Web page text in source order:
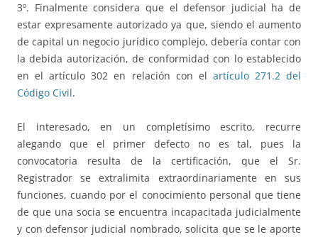
3º. Finalmente considera que el defensor judicial ha de
estar expresamente autorizado ya que, siendo el aumento
de capital un negocio jurídico complejo, debería contar con
la debida autorización, de conformidad con lo establecido
en el artículo 302 en relación con el artículo 271.2 del
Código Civil.
El interesado, en un completísimo escrito, recurre
alegando que el primer defecto no es tal, pues la
convocatoria resulta de la certificación, que el Sr.
Registrador se extralimita extraordinariamente en sus
funciones, cuando por el conocimiento personal que tiene
de que una socia se encuentra incapacitada judicialmente
y con defensor judicial nombrado, solicita que se le aporte